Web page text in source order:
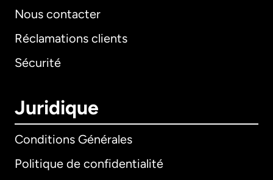
Nous contacter
Réclamations clients
Sécurité
Juridique
Conditions Générales
Politique de confidentialité